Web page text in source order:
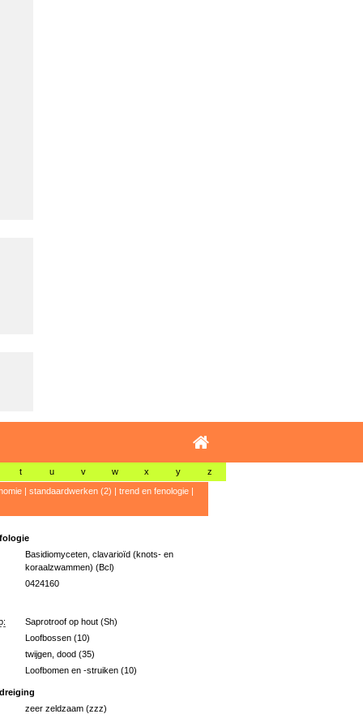
t u v w x y z
| standaardwerken (2) | trend en fenologie|
Basidiomyceten, clavarioïd (knots- en
koraalzwammen) (Bcl)
0424160
Saprotroof op hout (Sh)
Loofbossen (10)
twijgen, dood (35)
Loofbomen en -struiken (10)
zeer zeldzaam (zzz)